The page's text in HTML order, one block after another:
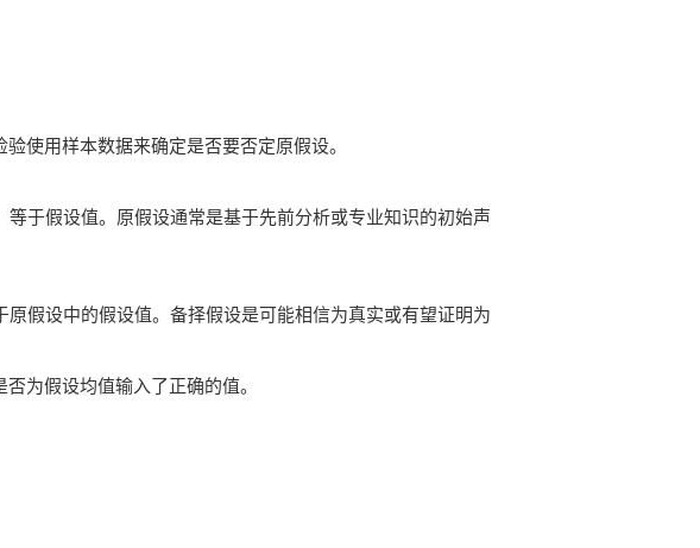
使用样本数据来确定是否要否定原假设。
于假设值。原假设通常是基于先前分析或专业知识的初始声
假设中的假设值。备择假设是可能相信为真实或有望证明为
为假设均值输入了正确的值。